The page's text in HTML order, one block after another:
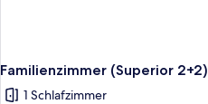
Familienzimmer (Superior 2+2)
1 Schlafzimmer